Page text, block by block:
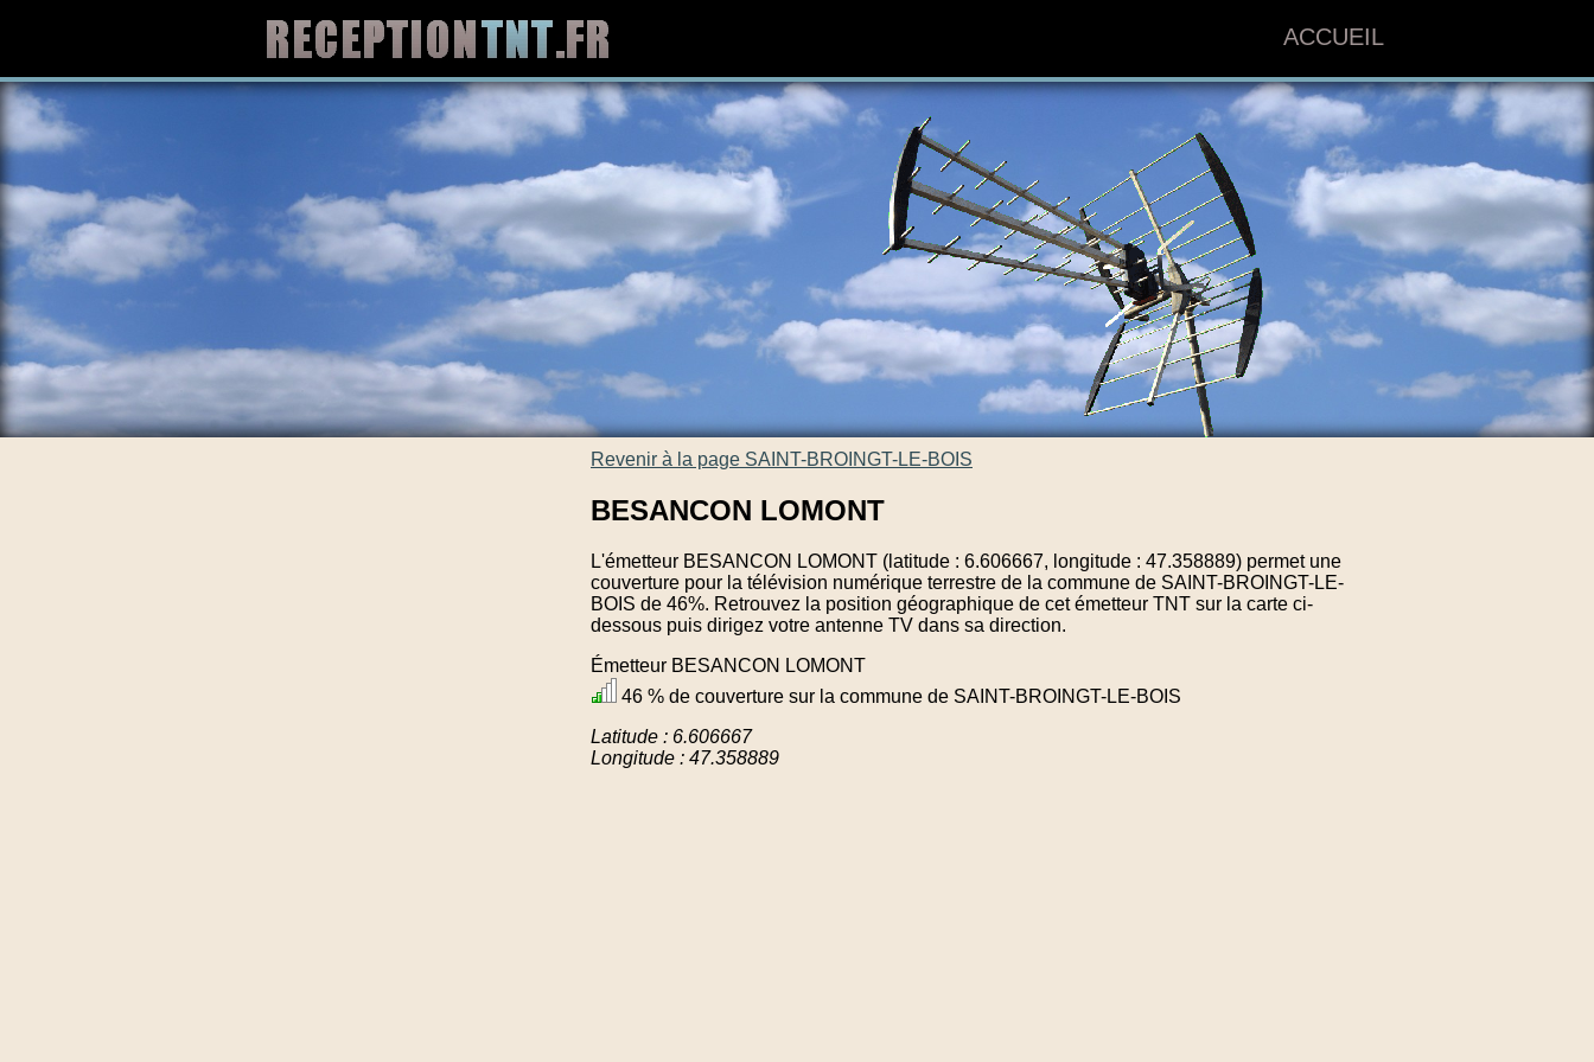
ACCUEIL
Revenir à la page SAINT-BROINGT-LE-BOIS
BESANCON LOMONT
L'émetteur BESANCON LOMONT (latitude : 6.606667, longitude : 47.358889) permet une
couverture pour la télévision numérique terrestre de la commune de SAINT-BROINGT-LE-
BOIS de 46%. Retrouvez la position géographique de cet émetteur TNT sur la carte ci-
dessous puis dirigez votre antenne TV dans sa direction.
Émetteur BESANCON LOMONT
46 % de couverture sur la commune de SAINT-BROINGT-LE-BOIS
Latitude : 6.606667
Longitude : 47.358889